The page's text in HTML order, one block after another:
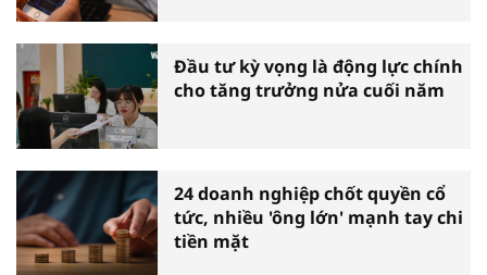
Đầu tư kỳ vọng là động lực chính
cho tăng trưởng nửa cuối năm
24 doanh nghiệp chốt quyền cổ
tức, nhiều 'ông lớn' mạnh tay chi
tiền mặt